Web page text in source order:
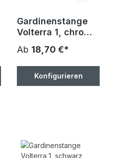
Gardinenstange
Volterra 1, chrom-
Durchmesser,
100-400cm, inkl.
Trägern
Ab 18,70 €*
Konfigurieren